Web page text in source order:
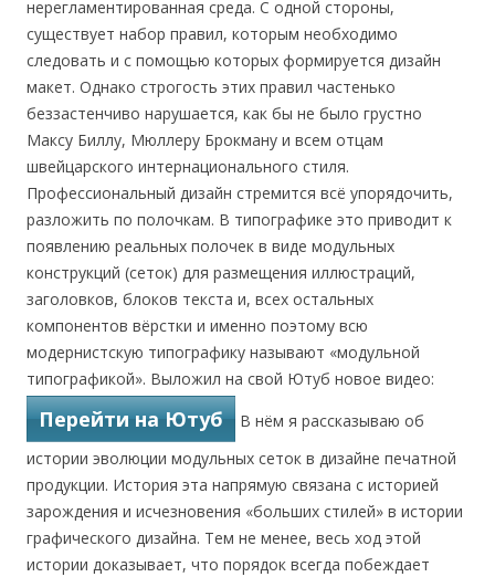
нерегламентированная среда. С одной стороны,
существует набор правил, которым необходимо
следовать и с помощью которых формируется дизайн
макет. Однако строгость этих правил частенько
беззастенчиво нарушается, как бы не было грустно
Максу Биллу, Мюллеру Брокману и всем отцам
швейцарского интернационального стиля.
Профессиональный дизайн стремится всё упорядочить,
разложить по полочкам. В типографике это приводит к
появлению реальных полочек в виде модульных
конструкций (сеток) для размещения иллюстраций,
заголовков, блоков текста и, всех остальных
компонентов вёрстки и именно поэтому всю
модернистскую типографику называют «модульной
типографикой». Выложил на свой Ютуб новое видео:
Перейти на Ютуб
В нём я рассказываю об
истории эволюции модульных сеток в дизайне печатной
продукции. История эта напрямую связана с историей
зарождения и исчезновения «больших стилей» в истории
графического дизайна. Тем не менее, весь ход этой
истории доказывает, что порядок всегда побеждает